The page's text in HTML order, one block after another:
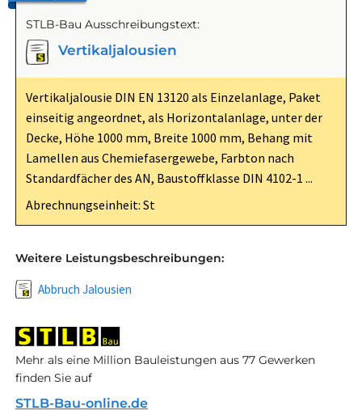
STLB-Bau Ausschreibungstext:
Vertikaljalousien
Vertikaljalousie DIN EN 13120 als Einzelanlage, Paket
einseitig angeordnet, als Horizontalanlage, unter der
Decke, Höhe 1000 mm, Breite 1000 mm, Behang mit
Lamellen aus Chemiefasergewebe, Farbton nach
Standardfächer des AN, Baustoffklasse DIN 4102-1 ...
Abrechnungseinheit: St
Weitere Leistungsbeschreibungen:
Abbruch Jalousien
Mehr als eine Million Bauleistungen aus 77 Gewerken
finden Sie auf
STLB-Bau-online.de